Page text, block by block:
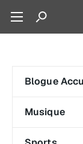
Blogue
Musique